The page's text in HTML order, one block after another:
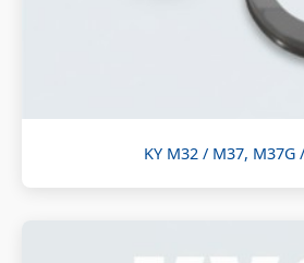
KY M32 / M37, M37G